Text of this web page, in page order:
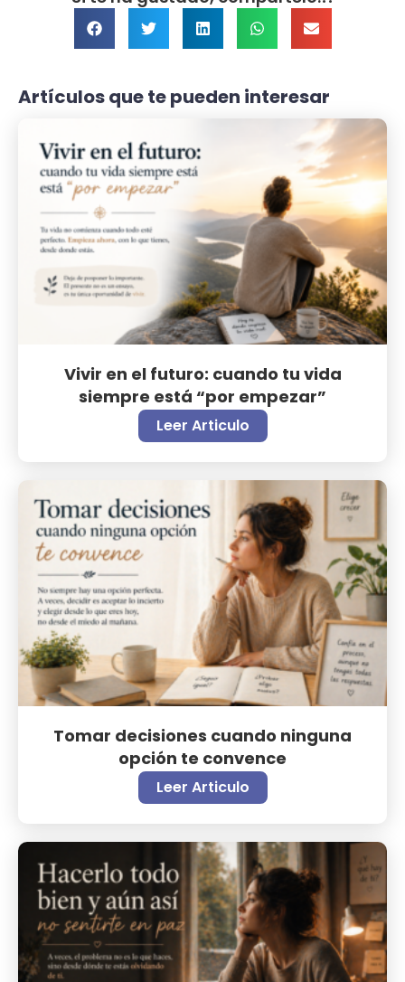
Artículos que te pueden interesar
Vivir en el futuro: cuando tu vida
siempre está “por empezar”
Leer Articulo
Tomar decisiones cuando ninguna
opción te convence
Leer Articulo